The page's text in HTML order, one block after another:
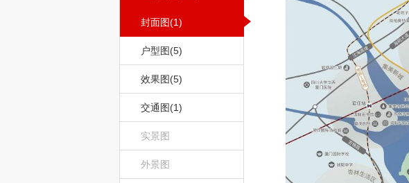
封面图(1)
户型图(5)
效果图(5)
交通图(1)
实景图
外景图